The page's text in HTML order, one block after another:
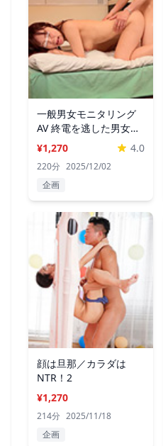
一般男女モニタリング
AV 終電を逃した男女の
友達 18
¥1,270 4.0
220分 2025/12/02
企画
顔は旦那／カラダは
NTR！2
¥1,270
214分 2025/11/18
企画